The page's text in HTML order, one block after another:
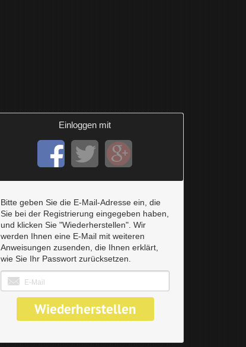
Einloggen mit
Bitte geben Sie die E-Mail-Adresse ein, die
Sie bei der Registrierung eingegeben haben,
und klicken Sie "Wiederherstellen". Wir
werden Ihnen eine E-Mail mit weiteren
Anweisungen zusenden, die Ihnen erklärt,
wie Sie Ihr Passwort zurücksetzen.